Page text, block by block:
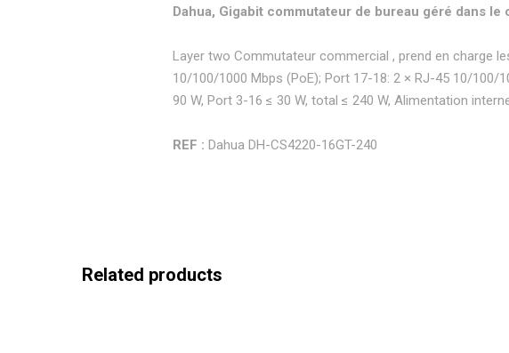
Dahua, Gigabit commutateur de bureau géré dans
Layer two Commutateur commercial , prend en charge
10/100/1000 Mbps (PoE); Port 17-18: 2 × RJ-45 10/100/
90 W, Port 3-16 ≤ 30 W, total ≤ 240 W, Alimentation
REF : Dahua DH-CS4220-16GT-240
Related products